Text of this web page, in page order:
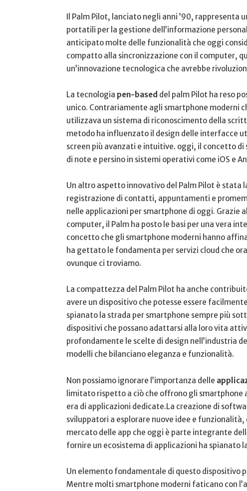
Il Palm Pilot, lanciato negli anni⁢ ’90,
⁤portatili per la gestione dell’informazione
anticipato molte delle funzionalità che oggi
compatto alla​ sincronizzazione con il computer,
⁢un’innovazione tecnologica che avrebbe
La tecnologia pen-based del palm ‌Pilot ha reso
unico. Contrariamente agli smartphone moderni
utilizzava un sistema di riconoscimento ‍della
metodo ha influenzato il design delle interfacce
screen più avanzati e‌ intuitive. oggi, il concetto
di note e ⁢persino in sistemi operativi come iOS e
Un altro aspetto innovativo del Palm Pilot è stata
registrazione di contatti, appuntamenti ​e
nelle applicazioni per smartphone di oggi. Grazie
computer, il Palm ha posto‍ le ⁣basi per una ⁢vera
concetto che gli smartphone moderni hanno
ha gettato le ‌fondamenta per servizi cloud ⁤che
ovunque ci troviamo.
La compattezza del Palm‌ Pilot ha anche
avere un dispositivo che potesse essere⁣
spianato⁤ la strada per smartphone sempre più
dispositivi che possano adattarsi‍ alla loro vita
profondamente le scelte di design nell’industria
modelli che bilanciano eleganza e funzionalità.
Non possiamo ignorare l’importanza delle
limitato rispetto a ciò che offrono gli smartphone
era di applicazioni dedicate.La creazione di
sviluppatori a esplorare nuove idee e
mercato delle app che oggi è parte integrante
fornire un ecosistema di applicazioni ha spianato
Un ‍elemento fondamentale di questo dispositivo
Mentre molti smartphone moderni faticano ⁣con